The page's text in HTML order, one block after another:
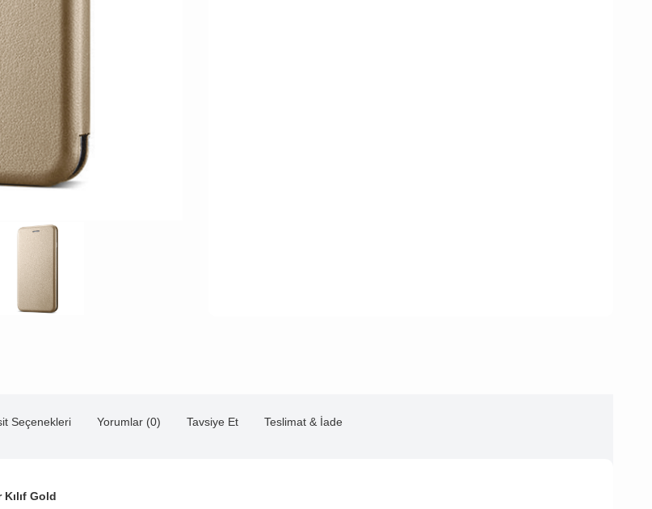
Seçenekleri Yorumlar (0) Tavsiye Et Teslimat & İade
Gold